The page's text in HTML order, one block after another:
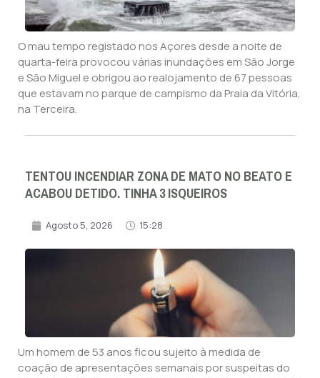
O mau tempo registado nos Açores desde a noite de
quarta-feira provocou várias inundações em São Jorge
e São Miguel e obrigou ao realojamento de 67 pessoas
que estavam no parque de campismo da Praia da Vitória,
na Terceira.
TENTOU INCENDIAR ZONA DE MATO NO BEATO E
ACABOU DETIDO. TINHA 3 ISQUEIROS
Agosto 5, 2026 15:28
Um homem de 53 anos ficou sujeito à medida de
coação de apresentações semanais por suspeitas do